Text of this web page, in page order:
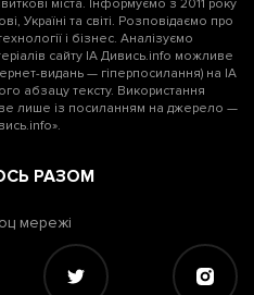
міста. Інформуємо з 2011 року
Україні та світі. Розповідаємо про
і бізнес. Аналізуємо
сайту ІА Дивись.info можливе
видань — гіперпосилання) на ІА
абзацу тексту. Використання
лише із посиланням на джерело —
РАЗОМ
мережі